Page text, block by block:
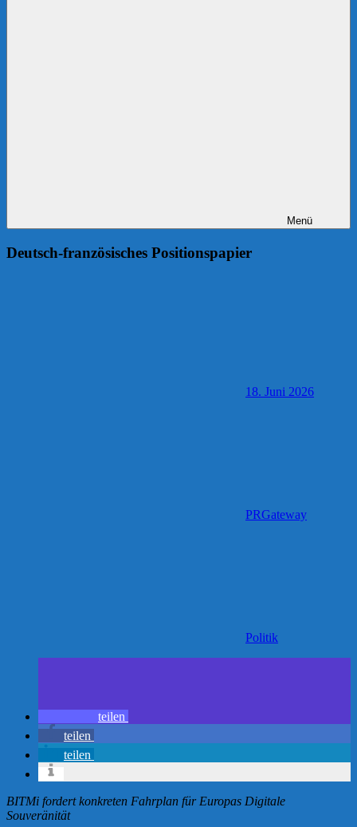
Menü
Deutsch-französisches Positionspapier
18. Juni 2026
PRGateway
Politik
teilen
teilen
teilen
BITMi fordert konkreten Fahrplan für Europas Digitale
Souveränität